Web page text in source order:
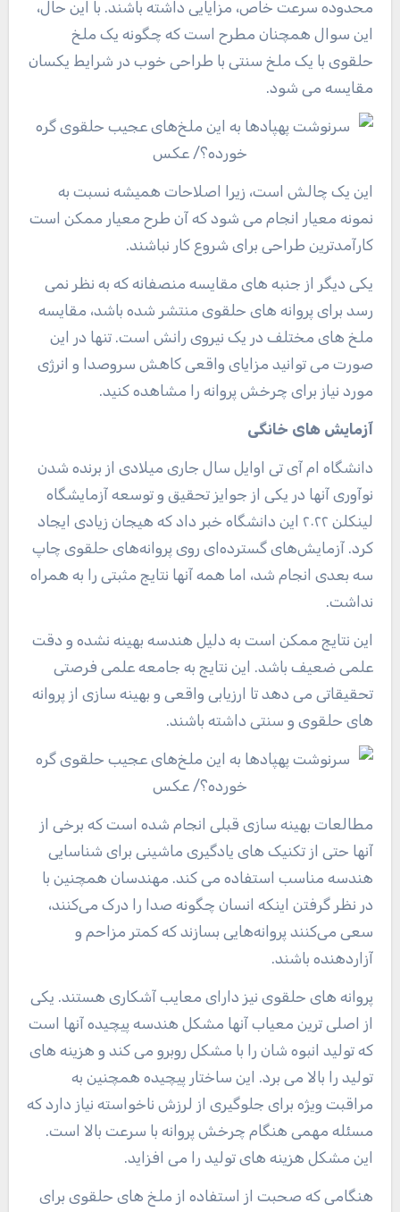
محدوده سرعت خاص، مزایایی داشته باشند. با این حال،
این سوال همچنان مطرح است که چگونه یک ملخ
حلقوی با یک ملخ سنتی با طراحی خوب در شرایط یکسان
مقایسه می شود.
این یک چالش است، زیرا اصلاحات همیشه نسبت به
نمونه معیار انجام می شود که آن طرح معیار ممکن است
کارآمدترین طراحی برای شروع کار نباشند.
یکی دیگر از جنبه های مقایسه منصفانه که به نظر نمی
رسد برای پروانه های حلقوی منتشر شده باشد، مقایسه
ملخ های مختلف در یک نیروی رانش است. تنها در این
صورت می توانید مزایای واقعی کاهش سروصدا و انرژی
مورد نیاز برای چرخش پروانه را مشاهده کنید.
آزمایش های خانگی
دانشگاه ام آی تی اوایل سال جاری میلادی از برنده شدن
نوآوری آنها در یکی از جوایز تحقیق و توسعه آزمایشگاه
لینکلن ۲۰۲۲ این دانشگاه خبر داد که هیجان زیادی ایجاد
کرد. آزمایش‌های گسترده‌ای روی پروانه‌های حلقوی چاپ
سه بعدی انجام شد، اما همه آنها نتایج مثبتی را به همراه
نداشت.
این نتایج ممکن است به دلیل هندسه بهینه نشده و دقت
علمی ضعیف باشد. این نتایج به جامعه علمی فرصتی
تحقیقاتی می دهد تا ارزیابی واقعی و بهینه سازی از پروانه
های حلقوی و سنتی داشته باشند.
مطالعات بهینه سازی قبلی انجام شده است که برخی از
آنها حتی از تکنیک های یادگیری ماشینی برای شناسایی
هندسه مناسب استفاده می کند. مهندسان همچنین با
در نظر گرفتن اینکه انسان چگونه صدا را درک می‌کنند،
سعی می‌کنند پروانه‌هایی بسازند که کمتر مزاحم و
آزاردهنده باشند.
پروانه های حلقوی نیز دارای معایب آشکاری هستند. یکی
از اصلی ترین معیاب آنها مشکل هندسه پیچیده آنها است
که تولید انبوه شان را با مشکل روبرو می کند و هزینه های
تولید را بالا می برد. این ساختار پیچیده همچنین به
مراقبت ویژه برای جلوگیری از لرزش ناخواسته نیاز دارد که
مسئله مهمی هنگام چرخش پروانه با سرعت بالا است.
این مشکل هزینه های تولید را می افزاید.
هنگامی که صحبت از استفاده از ملخ های حلقوی برای